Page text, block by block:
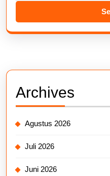
Archives
Agustus 2026
Juli 2026
Juni 2026